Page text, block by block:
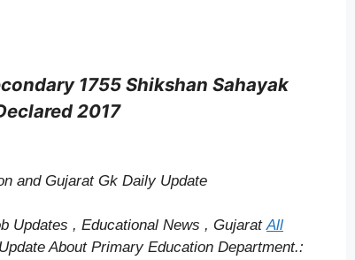
1755 Shikshan Sahayak
2017
and Gujarat Gk Daily Update
Updates , Educational News , GujaratAll
About Primary Education Department.: